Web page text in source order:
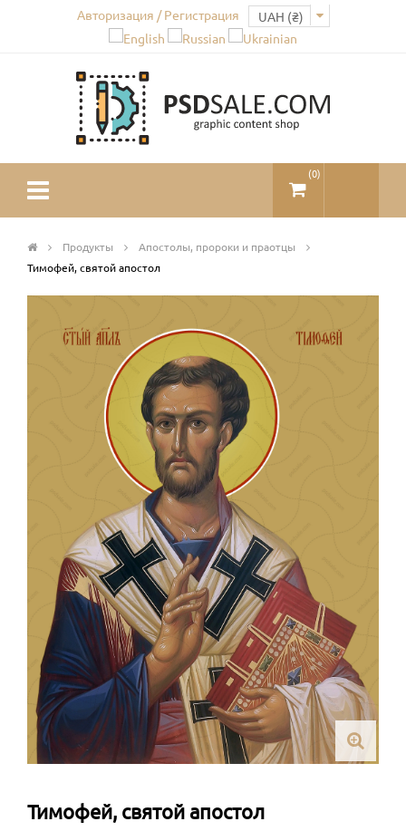
Авторизация / Регистрация
(0)
Продукты
Апостолы, пророки и праотцы
Тимофей, святой апостол
Тимофей, святой апостол